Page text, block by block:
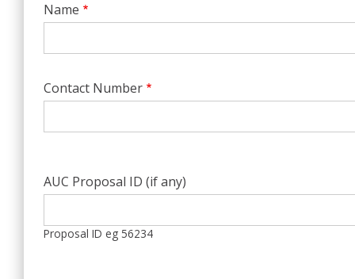
Name
Contact Number
AUC Proposal ID (if any)
Proposal ID eg 56234